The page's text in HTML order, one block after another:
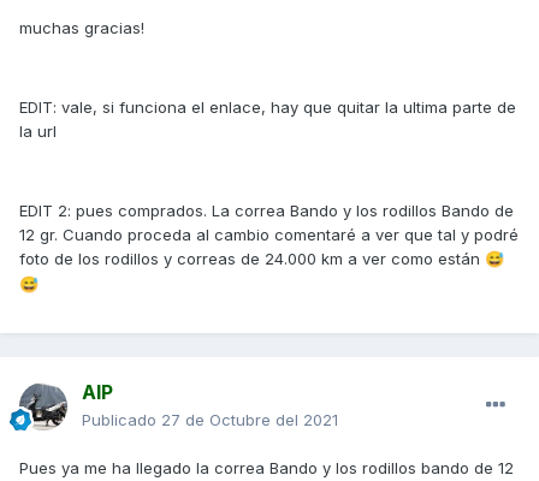
muchas gracias!
EDIT: vale, si funciona el enlace, hay que quitar la ultima parte de
la url
EDIT 2: pues comprados. La correa Bando y los rodillos Bando de
12 gr. Cuando proceda al cambio comentaré a ver que tal y podré
foto de los rodillos y correas de 24.000 km a ver como están 😅
😅
AIP
Publicado 27 de Octubre del 2021
Pues ya me ha llegado la correa Bando y los rodillos bando de 12